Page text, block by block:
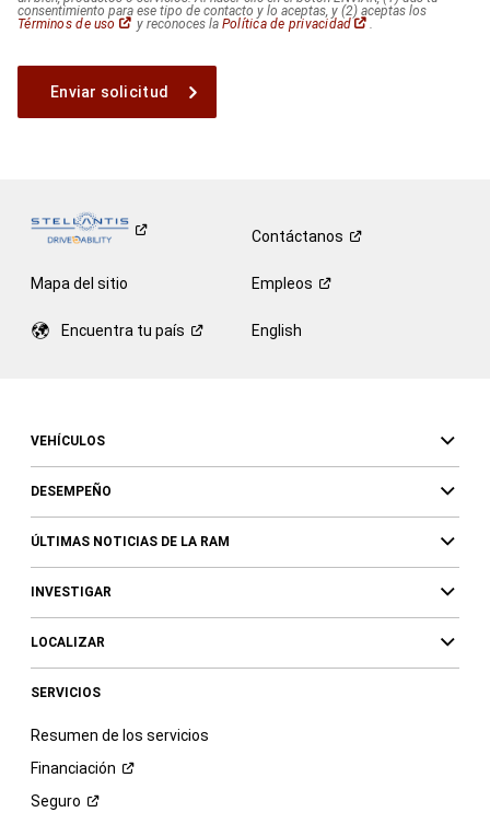
consentimiento para ese tipo de contacto y lo aceptas, y (2) aceptas los
Términos de uso (Abrir
ventana
y reconoces la Política de privacidad(Abrir
.
Contáctanos
Mapa del sitio Empleos
Encuentra tu país English
VEHÍCULOS
DESEMPEÑO
ÚLTIMAS NOTICIAS DE LA RAM
INVESTIGAR
LOCALIZAR
SERVICIOS
Resumen de los servicios
Financiación
Seguro